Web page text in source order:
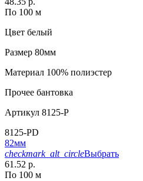
По 100 м
Цвет белый
Размер 80мм
Материал 100% полиэстер
Прочее бантовка
Артикул 8125-P
8125-PD
82мм
checkmark_alt_circleВыбрать
61.52 р.
По 100 м